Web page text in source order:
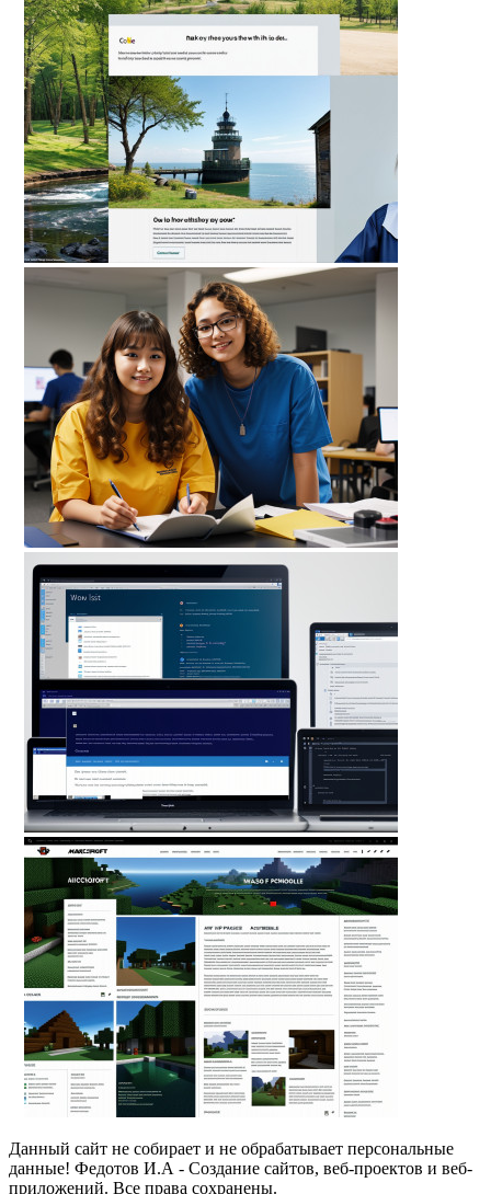
Данный сайт не собирает и не обрабатывает персональные
данные! Федотов И.А - Создание сайтов, веб-проектов и веб-
приложений. Все права сохранены.